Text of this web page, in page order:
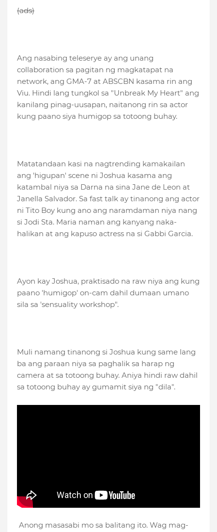
(ads)
Ang nasabing teleserye ay ang unang
collaboration sa pagitan ng magkatapat na
network, ang GMA-7 at ABSCBN kasama rin ang
Viu. Hindi lang tungkol sa "Unbreak My Heart" ang
kanilang pinag-uusapan, naitanong rin sa actor
kung paano siya humigop sa totoong buhay.
Matatandaan kasi na nagtrending kamakailan
ang 'higupan' scene ni Joshua kasama ang
katambal niya sa Darna na sina Jane de Leon at
Janella Salvador. Sa fast talk ay tinanong ang actor
ni Tito Boy kung ano ang naramdaman niya nang
si Jodi Sta. Maria naman ang kanyang naka-
halikan at ang kapuso actress na si Gabbi Garcia.
Ayon kay Joshua, praktisado na raw niya ang kung
paano 'humigop' on-cam dahil dumaan umano
sila sa 'sensuality workshop".
Muli namang tinanong si Joshua kung same lang
ba ang paraan niya sa paghalik sa harap ng
camera at sa totoong buhay. Aniya hindi raw dahil
sa totoong buhay ay gumamit siya ng "dila".
Anong masasabi mo sa balitang ito. Wag mag-